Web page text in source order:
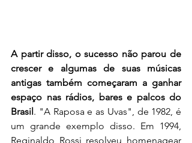
A partir disso, o sucesso não parou de
crescer e algumas de suas músicas
antigas também começaram a ganhar
espaço nas rádios, bares e palcos do
Brasil. "A Raposa e as Uvas", de 1982, é
um grande exemplo disso. Em 1994,
Reginaldo Rossi resolveu homenagear